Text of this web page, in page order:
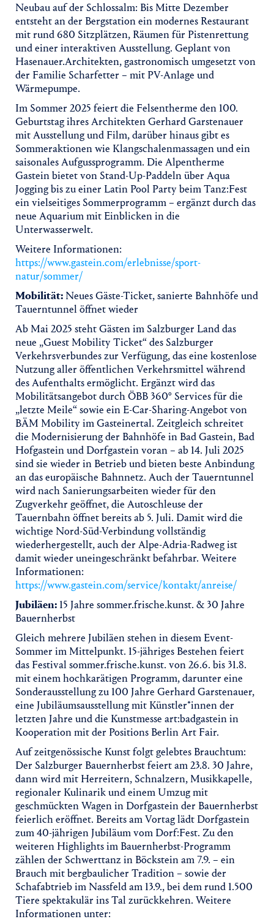
Neubau auf der Schlossalm: Bis Mitte Dezember
entsteht an der Bergstation ein modernes Restaurant
mit rund 680 Sitzplätzen, Räumen für Pistenrettung
und einer interaktiven Ausstellung. Geplant von
Hasenauer.Architekten, gastronomisch umgesetzt von
der Familie Scharfetter – mit PV-Anlage und
Wärmepumpe.
Im Sommer 2025 feiert die Felsentherme den 100.
Geburtstag ihres Architekten Gerhard Garstenauer
mit Ausstellung und Film, darüber hinaus gibt es
Sommeraktionen wie Klangschalenmassagen und ein
saisonales Aufgussprogramm. Die Alpentherme
Gastein bietet von Stand-Up-Paddeln über Aqua
Jogging bis zu einer Latin Pool Party beim Tanz:Fest
ein vielseitiges Sommerprogramm – ergänzt durch das
neue Aquarium mit Einblicken in die
Unterwasserwelt.
Weitere Informationen:
https://www.gastein.com/erlebnisse/sport-
natur/sommer/
Mobilität: Neues Gäste-Ticket, sanierte Bahnhöfe und
Tauerntunnel öffnet wieder
Ab Mai 2025 steht Gästen im Salzburger Land das
neue „Guest Mobility Ticket“ des Salzburger
Verkehrsverbundes zur Verfügung, das eine kostenlose
Nutzung aller öffentlichen Verkehrsmittel während
des Aufenthalts ermöglicht. Ergänzt wird das
Mobilitätsangebot durch ÖBB 360° Services für die
„letzte Meile“ sowie ein E-Car-Sharing-Angebot von
BÄM Mobility im Gasteinertal. Zeitgleich schreitet
die Modernisierung der Bahnhöfe in Bad Gastein, Bad
Hofgastein und Dorfgastein voran – ab 14. Juli 2025
sind sie wieder in Betrieb und bieten beste Anbindung
an das europäische Bahnnetz. Auch der Tauerntunnel
wird nach Sanierungsarbeiten wieder für den
Zugverkehr geöffnet, die Autoschleuse der
Tauernbahn öffnet bereits ab 5. Juli. Damit wird die
wichtige Nord-Süd-Verbindung vollständig
wiederhergestellt, auch der Alpe-Adria-Radweg ist
damit wieder uneingeschränkt befahrbar. Weitere
Informationen:
https://www.gastein.com/service/kontakt/anreise/
Jubiläen: 15 Jahre sommer.frische.kunst. & 30 Jahre
Bauernherbst
Gleich mehrere Jubiläen stehen in diesem Event-
Sommer im Mittelpunkt. 15-jähriges Bestehen feiert
das Festival sommer.frische.kunst. von 26.6. bis 31.8.
mit einem hochkarätigen Programm, darunter eine
Sonderausstellung zu 100 Jahre Gerhard Garstenauer,
eine Jubiläumsausstellung mit Künstler*innen der
letzten Jahre und die Kunstmesse art:badgastein in
Kooperation mit der Positions Berlin Art Fair.
Auf zeitgenössische Kunst folgt gelebtes Brauchtum:
Der Salzburger Bauernherbst feiert am 23.8. 30 Jahre,
dann wird mit Herreitern, Schnalzern, Musikkapelle,
regionaler Kulinarik und einem Umzug mit
geschmückten Wagen in Dorfgastein der Bauernherbst
feierlich eröffnet. Bereits am Vortag lädt Dorfgastein
zum 40-jährigen Jubiläum vom Dorf:Fest. Zu den
weiteren Highlights im Bauernherbst-Programm
zählen der Schwerttanz in Böckstein am 7.9. – ein
Brauch mit bergbaulicher Tradition – sowie der
Schafabtrieb im Nassfeld am 13.9., bei dem rund 1.500
Tiere spektakulär ins Tal zurückkehren. Weitere
Informationen unter: